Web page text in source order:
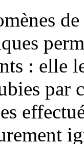
: elle
par